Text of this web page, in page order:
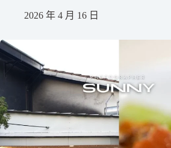
2026 年 4 月 16 日